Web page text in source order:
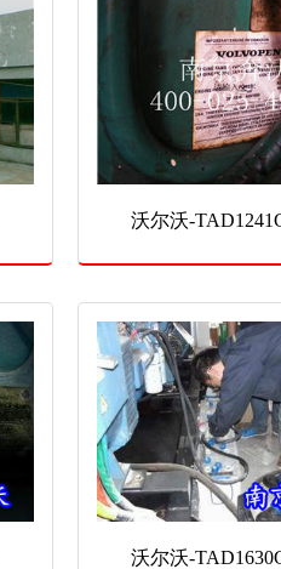
沃尔沃-
沃尔沃-